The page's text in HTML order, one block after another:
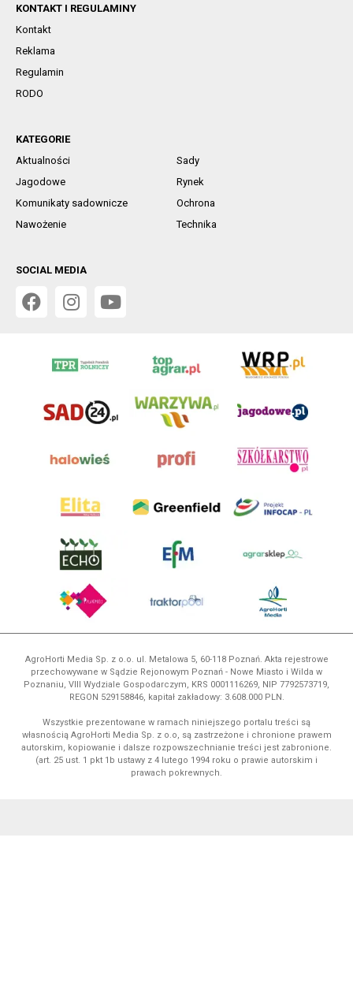
KONTAKT I REGULAMINY
Kontakt
Reklama
Regulamin
RODO
KATEGORIE
Aktualności
Sady
Jagodowe
Rynek
Komunikaty sadownicze
Ochrona
Nawożenie
Technika
SOCIAL MEDIA
AgroHorti Media Sp. z o.o. ul. Metalowa 5, 60-118 Poznań. Akta rejestrowe
przechowywane w Sądzie Rejonowym Poznań - Nowe Miasto i Wilda w
Poznaniu, VIII Wydziale Gospodarczym, KRS 0001116269, NIP 7792573719,
REGON 529158846, kapitał zakładowy: 3.608.000 PLN.
Wszystkie prezentowane w ramach niniejszego portalu treści są
własnością AgroHorti Media Sp. z o.o, są zastrzeżone i chronione prawem
autorskim, kopiowanie i dalsze rozpowszechnianie treści jest zabronione.
(art. 25 ust. 1 pkt 1b ustawy z 4 lutego 1994 roku o prawie autorskim i
prawach pokrewnych.